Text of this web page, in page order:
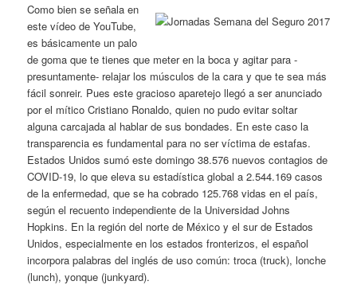
Como bien se señala en
este vídeo de YouTube,
es básicamente un palo
de goma que te tienes que meter en la boca y agitar para -
presuntamente- relajar los músculos de la cara y que te sea más
fácil sonreir. Pues este gracioso aparetejo llegó a ser anunciado
por el mítico Cristiano Ronaldo, quien no pudo evitar soltar
alguna carcajada al hablar de sus bondades. En este caso la
transparencia es fundamental para no ser víctima de estafas.
Estados Unidos sumó este domingo 38.576 nuevos contagios de
COVID-19, lo que eleva su estadística global a 2.544.169 casos
de la enfermedad, que se ha cobrado 125.768 vidas en el país,
según el recuento independiente de la Universidad Johns
Hopkins. En la región del norte de México y el sur de Estados
Unidos, especialmente en los estados fronterizos, el español
incorpora palabras del inglés de uso común: troca (truck), lonche
(lunch), yonque (junkyard).